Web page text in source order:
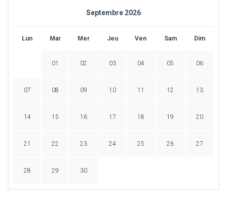
Septembre 2026
Lun Mar Mer Jeu Ven Sam Dim
01 02 03 04 05 06
07 08 09 10 11 12 13
14 15 16 17 18 19 20
21 22 23 24 25 26 27
28 29 30